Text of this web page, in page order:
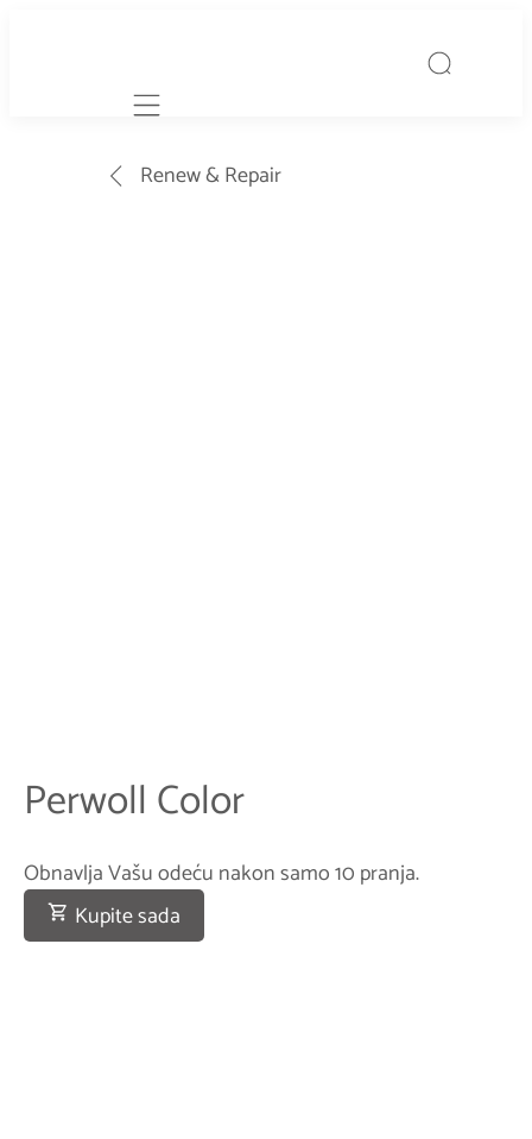
Mobile navigation
Renew & Repair
Perwoll Color
Obnavlja Vašu odeću nakon samo 10 pranja.
Kupite sada